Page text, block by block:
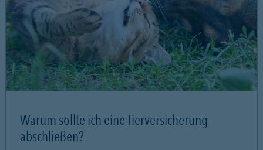
Warum sollte ich eine Tierversicherung
abschließen?